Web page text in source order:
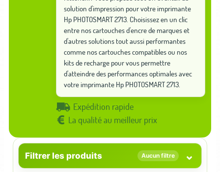
solution d'impression pour votre imprimante
Hp PHOTOSMART 2713. Choisissez en un clic
entre nos cartouches d'encre de marques et
d'autres solutions tout aussi performantes
comme nos cartouches compatibles ou nos
kits de recharge pour vous permettre
d'atteindre des performances optimales avec
votre imprimante Hp PHOTOSMART 2713.
Expédition rapide
La qualité au meilleur prix
Filtrer les produits Aucun filtre ⌄